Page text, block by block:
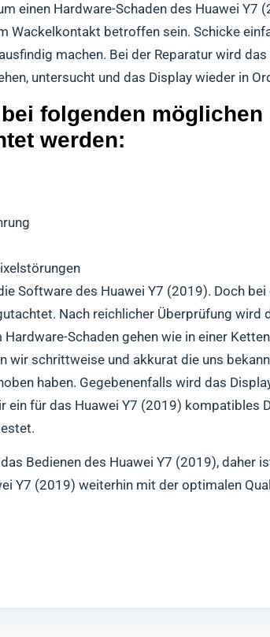
einen Hardware-Schaden des Huawei Y7
Wackelkontakt betroffen sein. Schicke
machen. Bei der Reparatur wird
untersucht und das Display wieder in
folgenden
werden:
Software des Huawei Y7 (2019). Doch
Nach reichlicher Überprüfung wird
Schaden gehen wie in einer
wir schrittweise und akkurat die uns
haben. Gegebenenfalls wird das
für das Huawei Y7 (2019) kompatibles
Bedienen des Huawei Y7 (2019), daher
Y7 (2019) weiterhin mit der optimalen